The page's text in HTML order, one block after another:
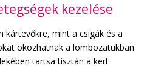
kezelése
kártevőkre, mint a csigák és a
okozhatnak a lombozatukban.
tartsa tisztán a kert